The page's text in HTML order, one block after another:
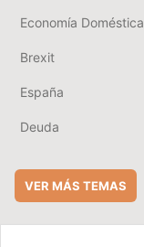
Economía Doméstica
Brexit
España
Deuda
VER MÁS TEMAS